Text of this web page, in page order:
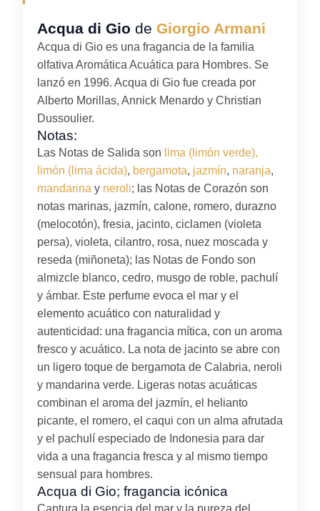
Acqua di Gio de Giorgio Armani
Acqua di Gio es una fragancia de la familia
olfativa Aromática Acuática para Hombres. Se
lanzó en 1996. Acqua di Gio fue creada por
Alberto Morillas, Annick Menardo y Christian
Dussoulier.
Notas:
Las Notas de Salida son lima (limón verde),
limón (lima ácida), bergamota, jazmín, naranja,
mandarina y neroli; las Notas de Corazón son
notas marinas, jazmín, calone, romero, durazno
(melocotón), fresia, jacinto, ciclamen (violeta
persa), violeta, cilantro, rosa, nuez moscada y
reseda (miñoneta); las Notas de Fondo son
almizcle blanco, cedro, musgo de roble, pachulí
y ámbar. Este perfume evoca el mar y el
elemento acuático con naturalidad y
autenticidad: una fragancia mítica, con un aroma
fresco y acuático. La nota de jacinto se abre con
un ligero toque de bergamota de Calabria, neroli
y mandarina verde. Ligeras notas acuáticas
combinan el aroma del jazmín, el helianto
picante, el romero, el caqui con un alma afrutada
y el pachulí especiado de Indonesia para dar
vida a una fragancia fresca y al mismo tiempo
sensual para hombres.
Acqua di Gio; fragancia icónica
Captura la esencia del mar y la pureza del